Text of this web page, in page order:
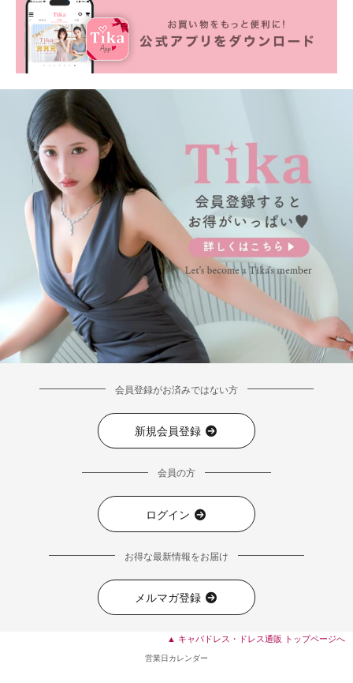
会員登録がお済みではない方
新規会員登録
会員の方
ログイン
お得な最新情報をお届け
メルマガ登録
▲ キャバドレス・ドレス通販 トップページへ
営業日カレンダー